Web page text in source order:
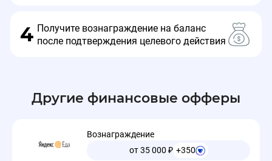
4 Получите вознаграждение на баланс
после подтверждения целевого действия
Другие финансовые офферы
Вознаграждение
от 35 000 ₽ +350